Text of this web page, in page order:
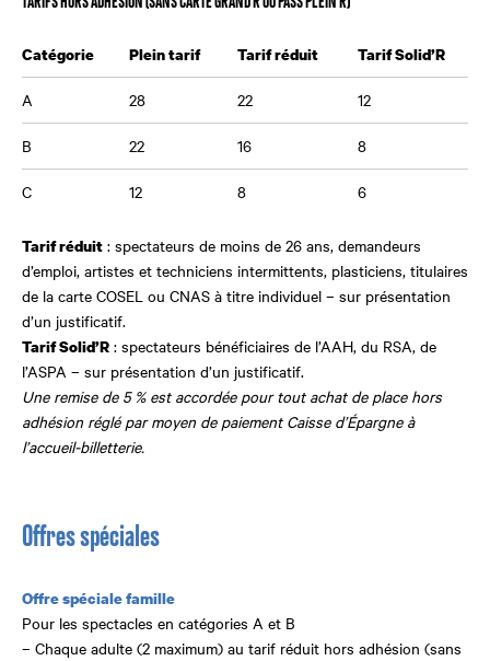
Catégorie Plein tarif Tarif réduit Tarif Solid’R
A 28 22 12
B 22 16 8
C 12 8 6
Tarif réduit : spectateurs de moins de 26 ans, demandeurs
d’emploi, artistes et techniciens intermittents, plasticiens, titulaires
de la carte COSEL ou CNAS à titre individuel – sur présentation
d’un justificatif.
Tarif Solid’R : spectateurs bénéficiaires de l’AAH, du RSA, de
l’ASPA – sur présentation d’un justificatif.
Une remise de 5 % est accordée pour tout achat de place hors
adhésion réglé par moyen de paiement Caisse d’Épargne à
l’accueil-billetterie.
Offres spéciales
Offre spéciale famille
Pour les spectacles en catégories A et B
– Chaque adulte (2 maximum) au tarif réduit hors adhésion (sans